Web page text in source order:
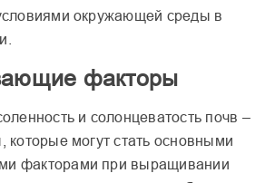
окружающей среды в
факторы
и солонцеватость почв –
которые могут стать основными
факторами при выращивании